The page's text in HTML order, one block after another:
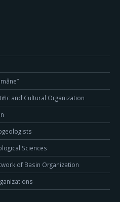
and Cultural Organization
Sciences
of Basin Organization